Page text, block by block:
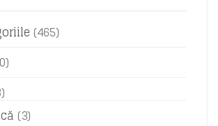
(465)
(3)